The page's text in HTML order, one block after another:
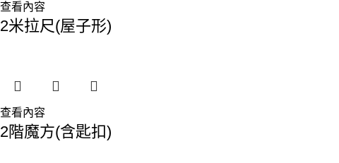
查看內容
2米拉尺(屋子形)
查看內容
2階魔方(含匙扣)